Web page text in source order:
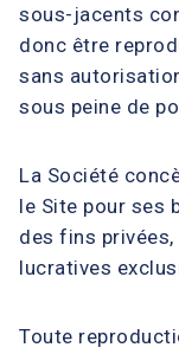
sous-jacents
donc être
sans
sous peine de
La Société
le Site pour ses
des fins
lucratives
Toute